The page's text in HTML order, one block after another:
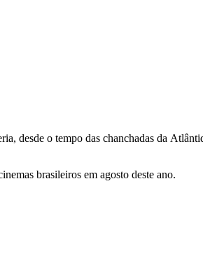
, desde o tempo das chanchadas da
brasileiros em agosto deste ano.